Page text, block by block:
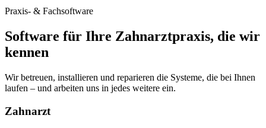
Praxis- & Fachsoftware
Software für Ihre Zahnarztpraxis, die wir
kennen
Wir betreuen, installieren und reparieren die Systeme, die bei Ihnen
laufen – und arbeiten uns in jedes weitere ein.
Zahnarzt